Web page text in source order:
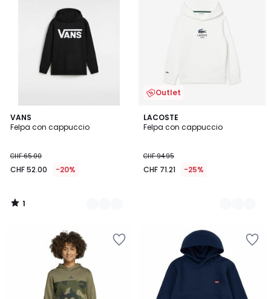
VANS
Felpa con cappuccio
CHF 65.00
CHF 52.00 -20%
1
/
2
Colori
1
/
Outlet
LACOSTE
Felpa con cappuccio
CHF 94.95
CHF 71.21 -25%
2
Colori